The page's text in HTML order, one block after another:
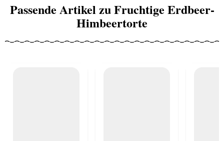
Passende Artikel zu Fruchtige Erdbeer-
Himbeertorte